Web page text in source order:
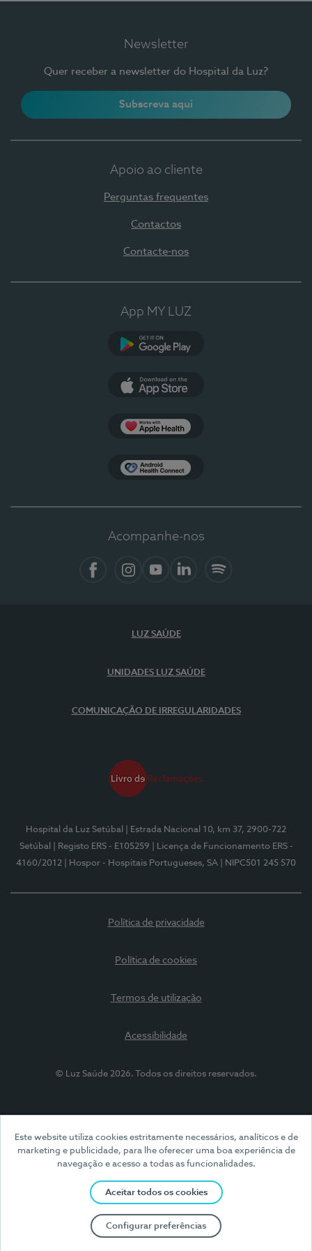
Este website utiliza cookies estritamente necessários, analíticos e de
marketing e publicidade, para lhe oferecer uma boa experiência de
navegação e acesso a todas as funcionalidades.
Aceitar todos os cookies
Configurar preferências
Newsletter
Quer receber a newsletter do Hospital da Luz?
Subscreva aqui
Apoio ao cliente
Perguntas frequentes
Contactos
Contacte-nos
App MY LUZ
Acompanhe-nos
LUZ SAÚDE
UNIDADES LUZ SAÚDE
COMUNICAÇÃO DE IRREGULARIDADES
Hospital da Luz Setúbal
| Estrada Nacional 10, km 37, 2900-722
Setúbal
| Registo ERS - E105259
| Licença de Funcionamento ERS -
4160/2012
| Hospor - Hospitais Portugueses, SA | NIPC501 245 570
Política de privacidade
Política de cookies
Termos de utilização
Acessibilidade
© Luz Saúde 2026. Todos os direitos reservados.